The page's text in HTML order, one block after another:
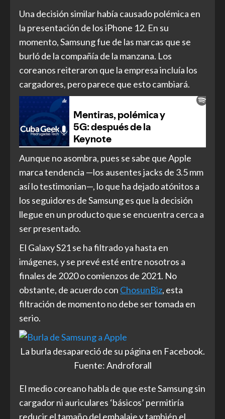
Una decisión similar había causado polémica en
la presentación de los iPhone 12. En su
momento, Samsung fue de las marcas que se
burló de la compañía de la manzana. Los
coreanos reiteraron que la empresa incluía los
cargadores, pero parece que esto cambiará.
Aunque no asombra, pues se sabe que Apple
marca tendencia —los ausentes jacks de 3.5 mm
así lo testimonian—, lo que ha dejado atónitos a
los seguidores de Samsung es que la decisión
llegue en un producto que se encuentra cerca a
ser presentado.
El Galaxy S21 se ha filtrado ya hasta en
imágenes, y se prevé esté entre nosotros a
finales de 2020 o comienzos de 2021. No
obstante, de acuerdo con ChosunBiz, esta
filtración de momento no debe ser tomada en
serio.
La burla desapareció de su página en Facebook.
Fuente: Androforall
El medio coreano habla de que este Samsung sin
cargador ni auriculares ‘básicos’ permitiría
reducir el tamaño del embalaje y también el